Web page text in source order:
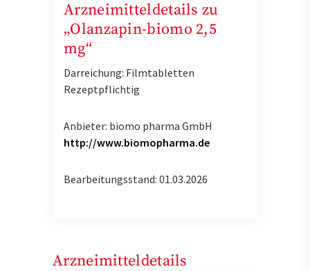
Arzneimitteldetails zu
„Olanzapin-biomo 2,5
mg“
Darreichung: Filmtabletten
Rezeptpflichtig
Anbieter: biomo pharma GmbH
http://www.biomopharma.de
Bearbeitungsstand: 01.03.2026
Arzneimitteldetails